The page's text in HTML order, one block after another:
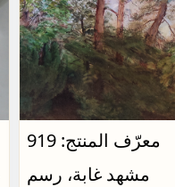
معرّف المنتج: 919
مشهد غابة، رسم